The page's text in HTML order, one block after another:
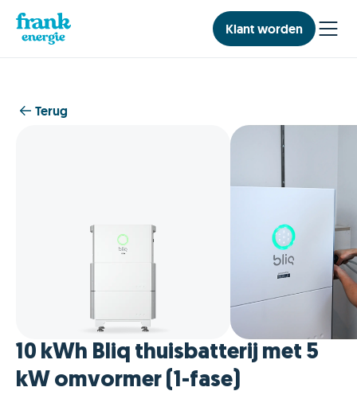
Klant worden
Terug
10 kWh Bliq thuisbatterij met 5
kW omvormer (1-fase)